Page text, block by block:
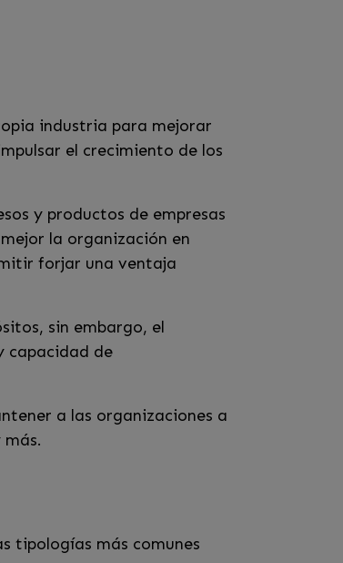
industria para mejorar
el crecimiento de los
y productos de empresas
la organización en
forjar una ventaja
sin embargo, el
capacidad de
a las organizaciones a
tipologías más comunes